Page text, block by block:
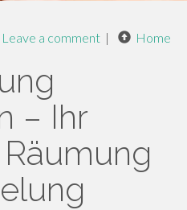
Leave a comment | Home
– Ihr